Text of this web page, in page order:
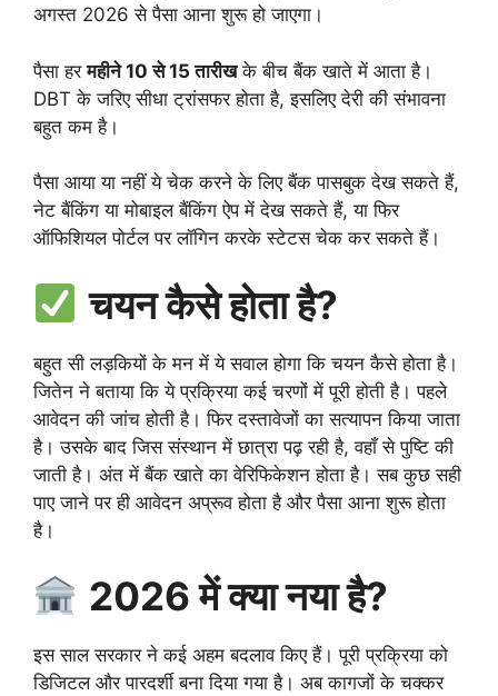
अगस्त 2026 से पैसा आना शुरू हो जाएगा।
पैसा हरमहीने 10 से 15 तारीखके बीच बैंक खाते में आता है।
DBT के जरिए सीधा ट्रांसफर होता है, इसलिए देरी की संभावना
बहुत कम है।
पैसा आया या नहीं ये चेक करने के लिए बैंक पासबुक देख सकते हैं,
नेट बैंकिंग या मोबाइल बैंकिंग ऐप में देख सकते हैं, या फिर
ऑफिशियल पोर्टल पर लॉगिन करके स्टेटस चेक कर सकते हैं।
चयन कैसे होता है?
बहुत सी लड़कियों के मन में ये सवाल होगा कि चयन कैसे होता है।
जितेन ने बताया कि ये प्रक्रिया कई चरणों में पूरी होती है। पहले
आवेदन की जांच होती है। फिर दस्तावेजों का सत्यापन किया जाता
है। उसके बाद जिस संस्थान में छात्रा पढ़ रही है, वहाँ से पुष्टि की
जाती है। अंत में बैंक खाते का वेरिफिकेशन होता है। सब कुछ सही
पाए जाने पर ही आवेदन अप्रूव होता है और पैसा आना शुरू होता
है।
2026 में क्या नया है?
इस साल सरकार ने कई अहम बदलाव किए हैं। पूरी प्रक्रिया को
डिजिटल और पारदर्शी बना दिया गया है। अब कागजों के चक्कर